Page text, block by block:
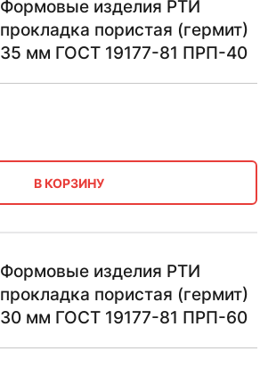
Формовые изделия РТИ
прокладка пористая (гермит)
35 мм ГОСТ 19177-81 ПРП-40
В КОРЗИНУ
Формовые изделия РТИ
прокладка пористая (гермит)
30 мм ГОСТ 19177-81 ПРП-60